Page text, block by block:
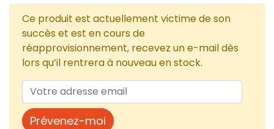
Ce produit est actuellement victime de son
succès et est en cours de
réapprovisionnement, recevez un e-mail dès
lors qu’il rentrera à nouveau en stock.
Prévenez-moi